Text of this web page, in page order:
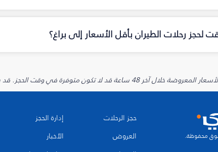
رحلات الطيران بأقل الأسعار إلى براغ؟
في وقت الحجز. قد يتم تطبيق رسوم إضافية على الإضافات الاختيارية.
حجز الرحلات
العروض
إدارة الحجز
الأخبار